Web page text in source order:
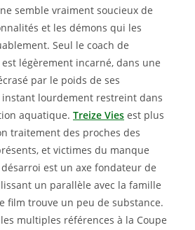
semble vraiment soucieux de
et les démons qui les
Seul le coach de
légèrement incarné, dans une
par le poids de ses
lourdement restreint dans
aquatique. Treize Vies est plus
traitement des proches des
et victimes du manque
est un axe fondateur de
un parallèle avec la famille
film trouve un peu de substance.
multiples références à la Coupe